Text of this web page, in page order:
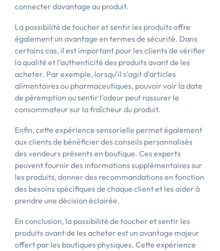
connecter davantage au produit.
La possibilité de toucher et sentir les produits offre
également un avantage en termes de sécurité. Dans
certains cas, il est important pour les clients de vérifier
la qualité et l’authenticité des produits avant de les
acheter. Par exemple, lorsqu’il s’agit d’articles
alimentaires ou pharmaceutiques, pouvoir voir la date
de péremption ou sentir l’odeur peut rassurer le
consommateur sur la fraîcheur du produit.
Enfin, cette expérience sensorielle permet également
aux clients de bénéficier des conseils personnalisés
des vendeurs présents en boutique. Ces experts
peuvent fournir des informations supplémentaires sur
les produits, donner des recommandations en fonction
des besoins spécifiques de chaque client et les aider à
prendre une décision éclairée.
En conclusion, la possibilité de toucher et sentir les
produits avant de les acheter est un avantage majeur
offert par les boutiques physiques. Cette expérience